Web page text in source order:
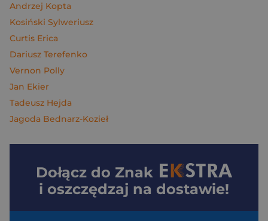
Andrzej Kopta
Kosiński Sylweriusz
Curtis Erica
Dariusz Terefenko
Vernon Polly
Jan Ekier
Tadeusz Hejda
Jagoda Bednarz-Kozieł
Dołącz do Znak
i oszczędzaj na dostawie!